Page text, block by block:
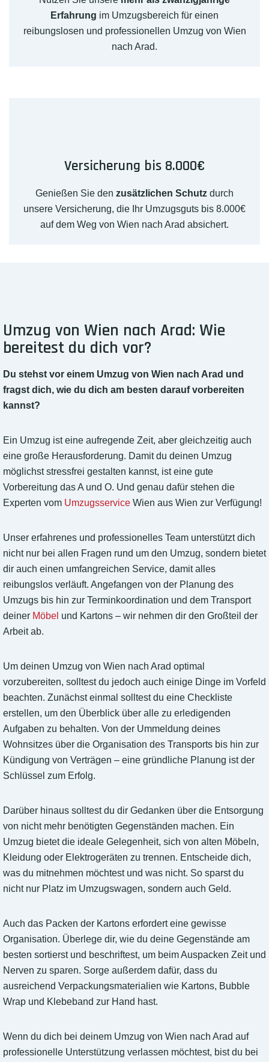
Erfahrung im Umzugsbereich für einen
reibungslosen und professionellen Umzug von Wien
nach Arad.
Versicherung bis 8.000€
Genießen Sie den zusätzlichen Schutz durch
unsere Versicherung, die Ihr Umzugsguts bis 8.000€
auf dem Weg von Wien nach Arad absichert.
Umzug von Wien nach Arad: Wie
bereitest du dich vor?
Du stehst vor einem Umzug von Wien nach Arad und
fragst dich, wie du dich am besten darauf vorbereiten
kannst?
Ein Umzug ist eine aufregende Zeit, aber gleichzeitig auch
eine große Herausforderung. Damit du deinen Umzug
möglichst stressfrei gestalten kannst, ist eine gute
Vorbereitung das A und O. Und genau dafür stehen die
Experten vom Umzugsservice Wien aus Wien zur Verfügung!
Unser erfahrenes und professionelles Team unterstützt dich
nicht nur bei allen Fragen rund um den Umzug, sondern bietet
dir auch einen umfangreichen Service, damit alles
reibungslos verläuft. Angefangen von der Planung des
Umzugs bis hin zur Terminkoordination und dem Transport
deiner Möbel und Kartons – wir nehmen dir den Großteil der
Arbeit ab.
Um deinen Umzug von Wien nach Arad optimal
vorzubereiten, solltest du jedoch auch einige Dinge im Vorfeld
beachten. Zunächst einmal solltest du eine Checkliste
erstellen, um den Überblick über alle zu erledigenden
Aufgaben zu behalten. Von der Ummeldung deines
Wohnsitzes über die Organisation des Transports bis hin zur
Kündigung von Verträgen – eine gründliche Planung ist der
Schlüssel zum Erfolg.
Darüber hinaus solltest du dir Gedanken über die Entsorgung
von nicht mehr benötigten Gegenständen machen. Ein
Umzug bietet die ideale Gelegenheit, sich von alten Möbeln,
Kleidung oder Elektrogeräten zu trennen. Entscheide dich,
was du mitnehmen möchtest und was nicht. So sparst du
nicht nur Platz im Umzugswagen, sondern auch Geld.
Auch das Packen der Kartons erfordert eine gewisse
Organisation. Überlege dir, wie du deine Gegenstände am
besten sortierst und beschriftest, um beim Auspacken Zeit und
Nerven zu sparen. Sorge außerdem dafür, dass du
ausreichend Verpackungsmaterialien wie Kartons, Bubble
Wrap und Klebeband zur Hand hast.
Wenn du dich bei deinem Umzug von Wien nach Arad auf
professionelle Unterstützung verlassen möchtest, bist du bei